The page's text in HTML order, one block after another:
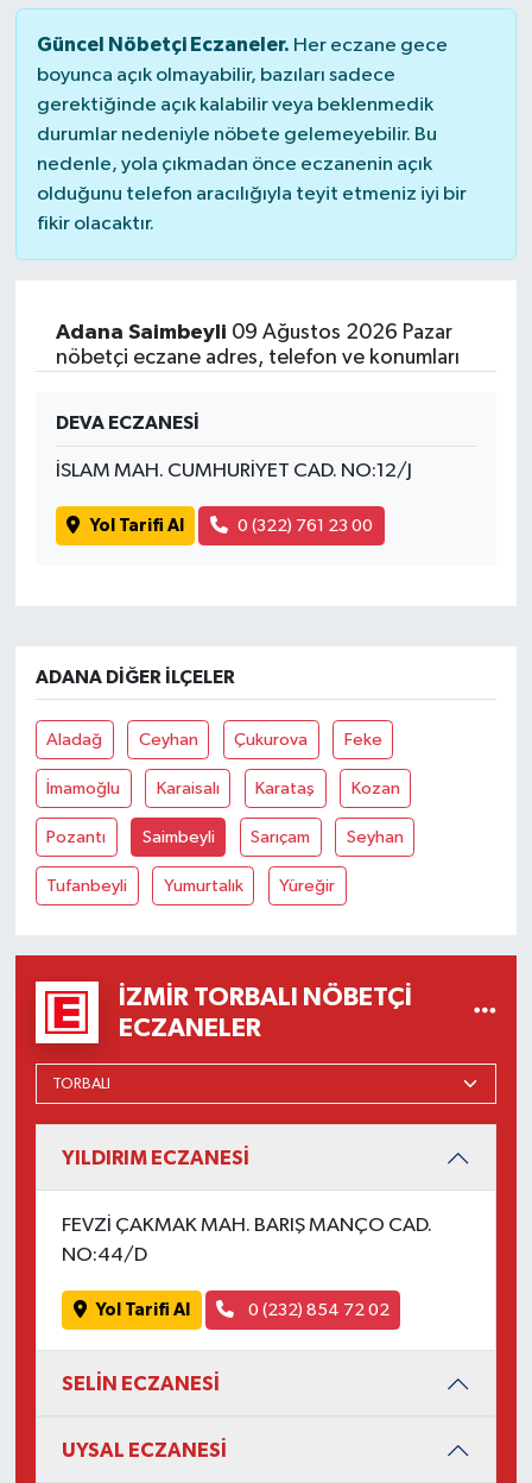
Güncel Nöbetçi Eczaneler. Her eczane gece
boyunca açık olmayabilir, bazıları sadece
gerektiğinde açık kalabilir veya beklenmedik
durumlar nedeniyle nöbete gelemeyebilir. Bu
nedenle, yola çıkmadan önce eczanenin açık
olduğunu telefon aracılığıyla teyit etmeniz iyi bir
fikir olacaktır.
Adana Saimbeyli 09 Ağustos 2026 Pazar
nöbetçi eczane adres, telefon ve konumları
DEVA ECZANESİ
İSLAM MAH. CUMHURİYET CAD. NO:12/J
Yol Tarifi Al 0 (322) 761 23 00
ADANA DIĞER İLÇELER
Aladağ Ceyhan Çukurova Feke
İmamoğlu Karaisalı Karataş Kozan
Pozantı Saimbeyli Sarıçam Seyhan
Tufanbeyli Yumurtalık Yüreğir
İZMIR TORBALI NÖBETÇI
ECZANELER
YILDIRIM ECZANESİ
FEVZİ ÇAKMAK MAH. BARIŞ MANÇO CAD.
NO:44/D
Yol Tarifi Al 0 (232) 854 72 02
SELİN ECZANESİ
UYSAL ECZANESİ